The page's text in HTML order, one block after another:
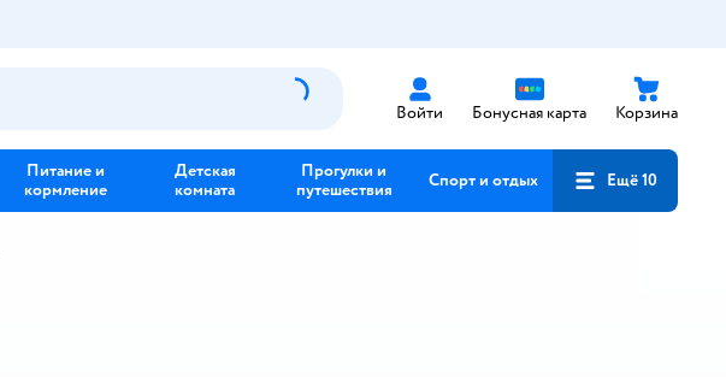
Войти Бонусная карта Корзина
Питание и
кормление
Детская
комната
Прогулки и
путешествия
Спорт и отдых Ещё 10